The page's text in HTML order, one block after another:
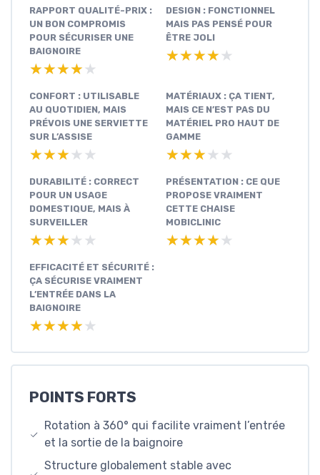
RAPPORT QUALITÉ-PRIX :
UN BON COMPROMIS
POUR SÉCURISER UNE
BAIGNOIRE
★★★★★
★★★★★
DESIGN : FONCTIONNEL
MAIS PAS PENSÉ POUR
ÊTRE JOLI
★★★★★
★★★★★
CONFORT : UTILISABLE
AU QUOTIDIEN, MAIS
PRÉVOIS UNE SERVIETTE
SUR L’ASSISE
★★★★★
★★★★★
MATÉRIAUX : ÇA TIENT,
MAIS CE N’EST PAS DU
MATÉRIEL PRO HAUT DE
GAMME
★★★★★
★★★★★
DURABILITÉ : CORRECT
POUR UN USAGE
DOMESTIQUE, MAIS À
SURVEILLER
★★★★★
★★★★★
PRÉSENTATION : CE QUE
PROPOSE VRAIMENT
CETTE CHAISE
MOBICLINIC
★★★★★
★★★★★
EFFICACITÉ ET SÉCURITÉ :
ÇA SÉCURISE VRAIMENT
L’ENTRÉE DANS LA
BAIGNOIRE
★★★★★
★★★★★
POINTS FORTS
Rotation à 360° qui facilite vraiment l’entrée
et la sortie de la baignoire
Structure globalement stable avec